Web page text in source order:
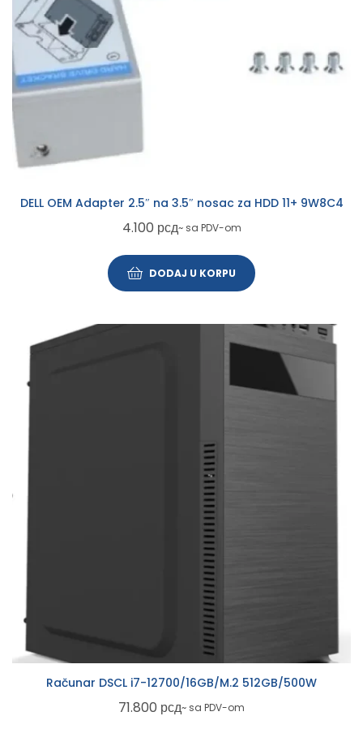
DELL OEM Adapter 2.5″ na 3.5″ nosac za HDD 11+ 9W8C4
4.100 рсд~ sa PDV-om
DODAJ U KORPU
Računar DSCL i7-12700/16GB/M.2 512GB/500W
71.800 рсд~ sa PDV-om